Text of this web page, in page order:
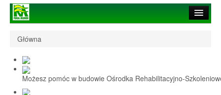
1,5% i darowizny
Nasi Beneficjenci
Główna
Możesz pomóc w budowie Ośrodka Rehabilitacyjno-